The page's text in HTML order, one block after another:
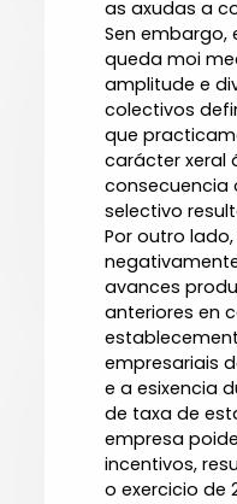
as axudas a
Sen embargo,
queda moi
amplitude e
colectivos
que
carácter xeral
consecuencia
selectivo
Por outro
avances
anteriores en
empresariais
e a esixencia
de taxa de
empresa
incentivos,
o exercicio de